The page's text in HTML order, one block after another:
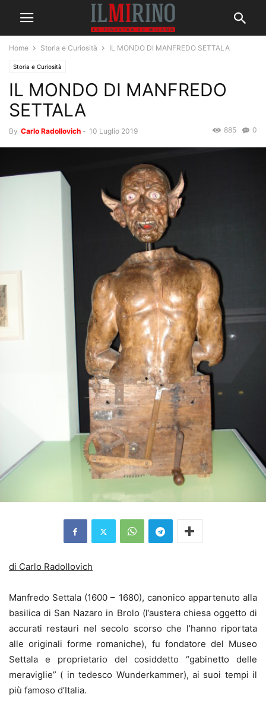
Home Storia e Curiosità IL MONDO DI MANFREDO SETTALA
Storia e Curiosità
IL MONDO DI MANFREDO
SETTALA
By Carlo Radollovich - 10 Luglio 2019 0
885
di Carlo Radollovich
Manfredo Settala (1600 – 1680), canonico appartenuto alla
basilica di San Nazaro in Brolo (l’austera chiesa oggetto di
accurati restauri nel secolo scorso che l’hanno riportata
alle originali forme romaniche), fu fondatore del Museo
Settala e proprietario del cosiddetto “gabinetto delle
meraviglie” ( in tedesco Wunderkammer), ai suoi tempi il
più famoso d’Italia.